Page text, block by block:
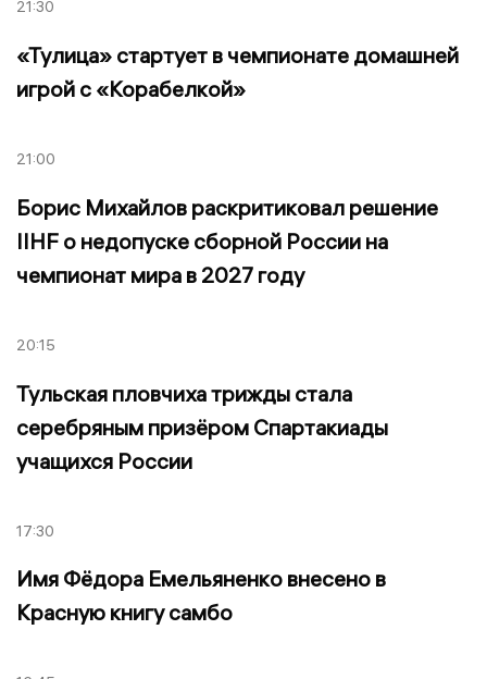
21:30
«Тулица» стартует в чемпионате домашней
игрой с «Корабелкой»
21:00
Борис Михайлов раскритиковал решение
IIHF о недопуске сборной России на
чемпионат мира в 2027 году
20:15
Тульская пловчиха трижды стала
серебряным призёром Спартакиады
учащихся России
17:30
Имя Фёдора Емельяненко внесено в
Красную книгу самбо